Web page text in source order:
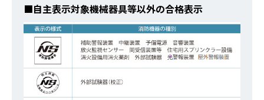
■自主表示対象機械器具等以外の合格表示